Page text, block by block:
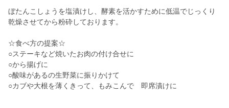
ぼたんこしょうを塩漬けし、酵素を活かすために低温でじっくり
乾燥させてから粉砕しております。
☆食べ方の提案☆
○ステーキなど焼いたお肉の付け合せに
○から揚げに
○酸味があるの生野菜に振りかけて
○カブや大根を薄くきって、もみこんで 即席漬けに